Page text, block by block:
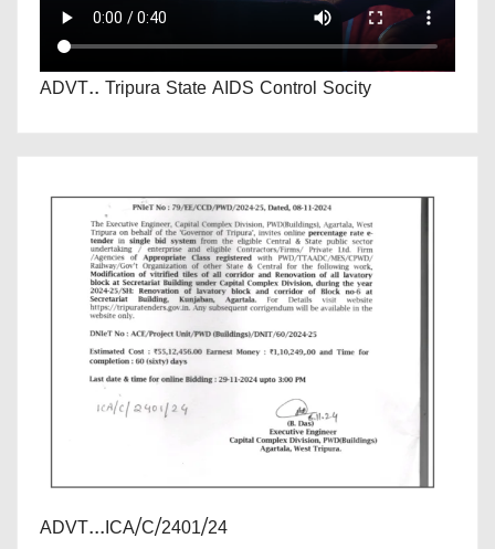
ADVT.. Tripura State AIDS Control Socity
ADVT...ICA/C/2401/24